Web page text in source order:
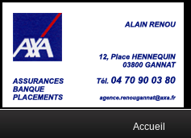
Accueil